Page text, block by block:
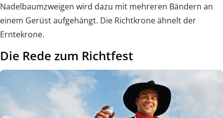
Nadelbaumzweigen wird dazu mit mehreren Bändern an
einem Gerüst aufgehängt. Die Richtkrone ähnelt der
Erntekrone.
Die Rede zum Richtfest